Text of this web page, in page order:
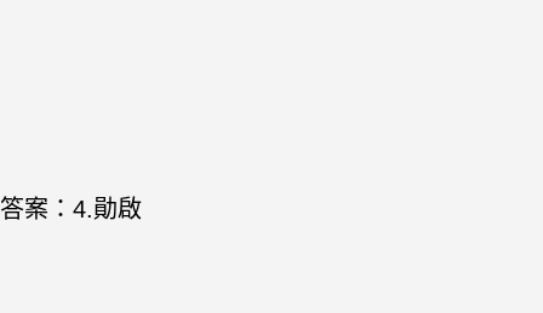
答案： 4.勛啟